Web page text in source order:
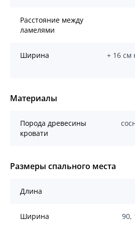
Расстояние между
ламелями
Ширина
+ 16 см
Материалы
Порода древесины
кровати
Размеры спального места
Длина
Ширина 90,